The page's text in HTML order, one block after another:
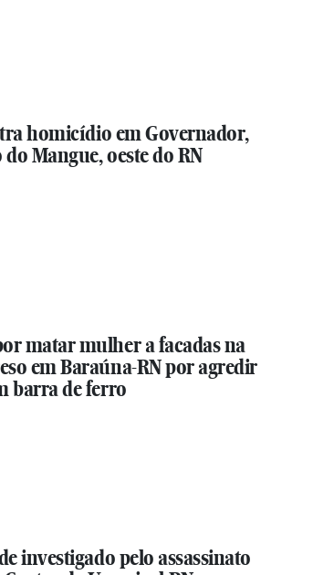
homicídio em Governador,
Mangue, oeste do RN
matar mulher a facadas na
em Baraúna-RN por agredir
barra de ferro
investigado pelo assassinato